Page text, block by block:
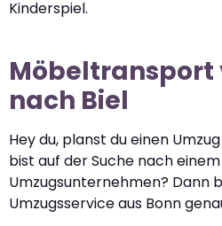
Kinderspiel.
Möbeltransport
nach Biel
Hey du, planst du einen
bist auf der Suche nach
Umzugsunternehmen? Dann
Umzugsservice aus Bonn